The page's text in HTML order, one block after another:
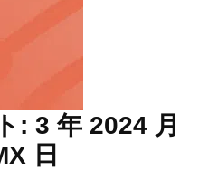
: 3 年 2024 月
日